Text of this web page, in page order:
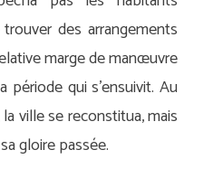
des arrangements
marge de manœuvre
qui s’ensuivit. Au
ville se reconstitua, mais
gloire passée.